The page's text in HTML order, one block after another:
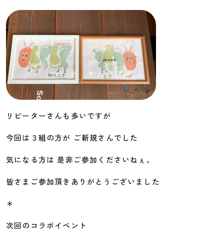
リピーターさんも多いですが
今回は３組の方が ご新規さんでした
気になる方は 是非ご参加くださいねぇ。
皆さまご参加頂きありがとうございました
＊
次回のコラボイベント